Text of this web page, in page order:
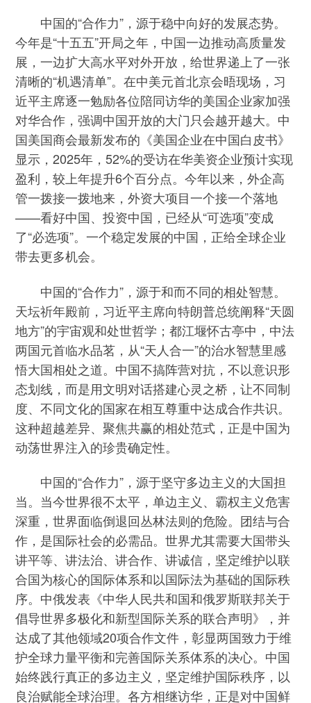
中国的“合作力”，源于稳中向好的发展态势。
今年是“十五五”开局之年，中国一边推动高质量发
展，一边扩大高水平对外开放，给世界递上了一张
清晰的“机遇清单”。在中美元首北京会晤现场，习
近平主席逐一勉励各位陪同访华的美国企业家加强
对华合作，强调中国开放的大门只会越开越大。中
国美国商会最新发布的《美国企业在中国白皮书》
显示，2025年，52%的受访在华美资企业预计实现
盈利，较上年提升6个百分点。今年以来，外企高
管一拨接一拨地来，外资大项目一个接一个落地
——看好中国、投资中国，已经从“可选项”变成
了“必选项”。一个稳定发展的中国，正给全球企业
带去更多机会。
中国的“合作力”，源于和而不同的相处智慧。
天坛祈年殿前，习近平主席向特朗普总统阐释“天圆
地方”的宇宙观和处世哲学；都江堰怀古亭中，中法
两国元首临水品茗，从“天人合一”的治水智慧里感
悟大国相处之道。中国不搞阵营对抗，不以意识形
态划线，而是用文明对话搭建心灵之桥，让不同制
度、不同文化的国家在相互尊重中达成合作共识。
这种超越差异、聚焦共赢的相处范式，正是中国为
动荡世界注入的珍贵确定性。
中国的“合作力”，源于坚守多边主义的大国担
当。当今世界很不太平，单边主义、霸权主义危害
深重，世界面临倒退回丛林法则的危险。团结与合
作，是国际社会的必需品。世界尤其需要大国带头
讲平等、讲法治、讲合作、讲诚信，坚定维护以联
合国为核心的国际体系和以国际法为基础的国际秩
序。中俄发表《中华人民共和国和俄罗斯联邦关于
倡导世界多极化和新型国际关系的联合声明》，并
达成了其他领域20项合作文件，彰显两国致力于维
护全球力量平衡和完善国际关系体系的决心。中国
始终践行真正的多边主义，坚定维护国际秩序，以
良治赋能全球治理。各方相继访华，正是对中国鲜